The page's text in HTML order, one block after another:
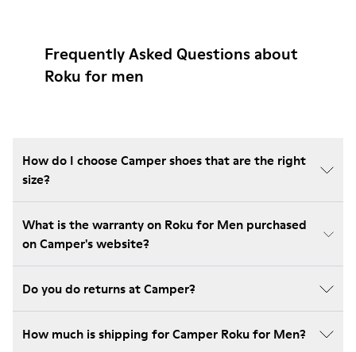
Frequently Asked Questions about
Roku for men
How do I choose Camper shoes that are the right
size?
What is the warranty on Roku for Men purchased
on Camper's website?
Do you do returns at Camper?
How much is shipping for Camper Roku for Men?